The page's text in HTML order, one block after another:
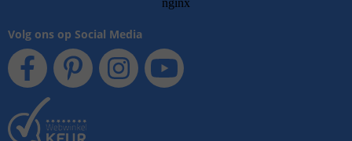
Volg ons op Social Media